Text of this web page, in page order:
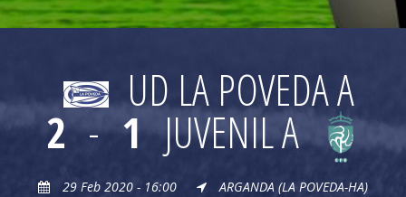
UD LA POVEDA A
2 - 1 JUVENIL A
29 Feb 2020 - 16:00 ARGANDA (LA POVEDA-HA)